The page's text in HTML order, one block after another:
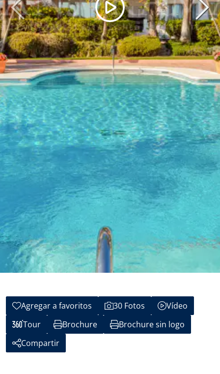
Agregar a favoritos 30 Fotos
Vídeo
Tour
Brochure
Brochure sin logo
Compartir